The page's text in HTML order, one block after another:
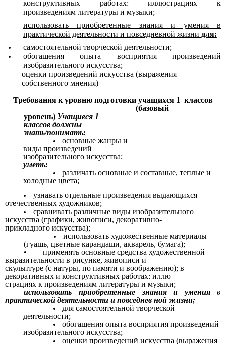
конструктивных работах: иллюстрациях к
произведениям литературы и музыки;
использовать приобретенные знания и умения в
практической деятельности и повседневной жизни для:
самостоятельной творческой деятельности;
обогащения опыта восприятия произведений
изобразительного искусства;
оценки произведений искусства (выражения
собственного мнения)
Требования к уровню подготовки учащихся 1 классов
(базовый
уровень) Учащиеся 1
классов должны
знать/понимать:
основные жанры и
виды произведений
изобразительного искусства;
уметь:
различать основные и составные, теплые и
холодные цвета;
узнавать отдельные произведения выдающихся
отечественных художников;
сравнивать различные виды изобразительного
искусства (графики, живописи, декоративно-
прикладного искусства);
использовать художественные материалы
(гуашь, цветные карандаши, акварель, бумага);
• применять основные средства художественной
выразительности в рисунке, живописи и
скульптуре (с натуры, по памяти и воображению); в
декоративных и конструктивных работах: иллю
страциях к произведениям литературы и музыки;
использовать приобретенные знания и уменияв
практической деятельности и повседнев ной жизни;
для самостоятельной творческой
деятельности;
обогащения опыта восприятия произведений
изобразительного искусства;
оценки произведений искусства (выражения